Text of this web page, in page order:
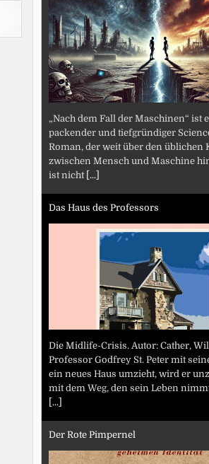
„Nach dem Fall der Maschinen“ ist
packender und tiefgründiger
Roman, der weit über den üblichen
zwischen Mensch und Maschine
ist nicht [...]
Das Haus des Professors
Die Midlife-Crisis. Autor: Cather,
Professor Godfrey St. Peter mit
ein neues Haus umzieht, wird er
mit dem Weg, den sein Leben
[...]
Der Rote Pimpernel